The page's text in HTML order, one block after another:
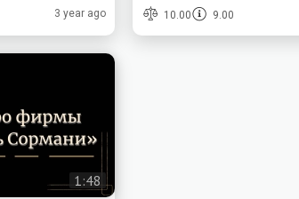
3 year ago
10.00
9.00
1:48